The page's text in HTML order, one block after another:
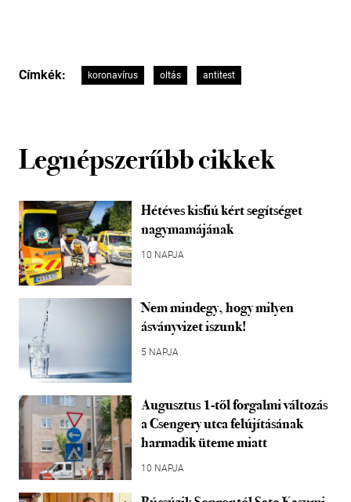
Címkék: koronavírus oltás antitest
Legnépszerűbb cikkek
Hétéves kisfiú kért segítséget
nagymamájának
10 NAPJA
Nem mindegy, hogy milyen
ásványvizet iszunk!
5 NAPJA
Augusztus 1-től forgalmi változás
a Csengery utca felújításának
harmadik üteme miatt
10 NAPJA